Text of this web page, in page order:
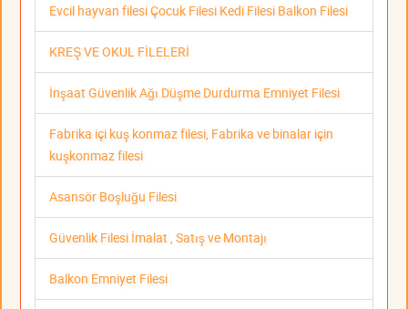
Evcil hayvan filesi Çocuk Filesi Kedi Filesi Balkon Filesi
KREŞ VE OKUL FİLELERİ
İnşaat Güvenlik Ağı Düşme Durdurma Emniyet Filesi
Fabrika içi kuş konmaz filesi, Fabrika ve binalar için
kuşkonmaz filesi
Asansör Boşluğu Filesi
Güvenlik Filesi İmalat , Satış ve Montajı
Balkon Emniyet Filesi